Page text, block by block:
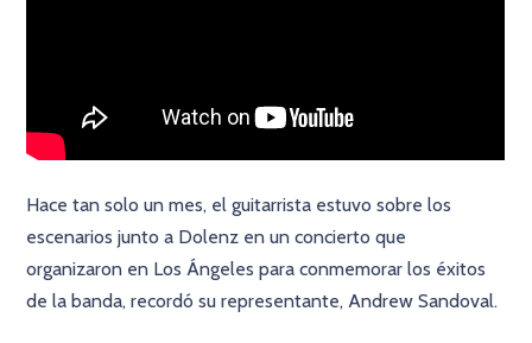
Hace tan solo un mes, el guitarrista estuvo sobre los
escenarios junto a Dolenz en un concierto que
organizaron en Los Ángeles para conmemorar los éxitos
de la banda, recordó su representante, Andrew Sandoval.